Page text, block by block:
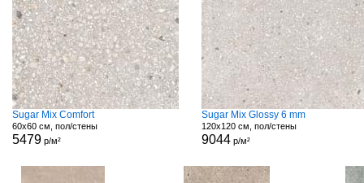
Sugar Mix Comfort
60x60 см, пол/стены
5479 р/м²
Sugar Mix Glossy 6 mm
120x120 см, пол/стены
9044р/м²